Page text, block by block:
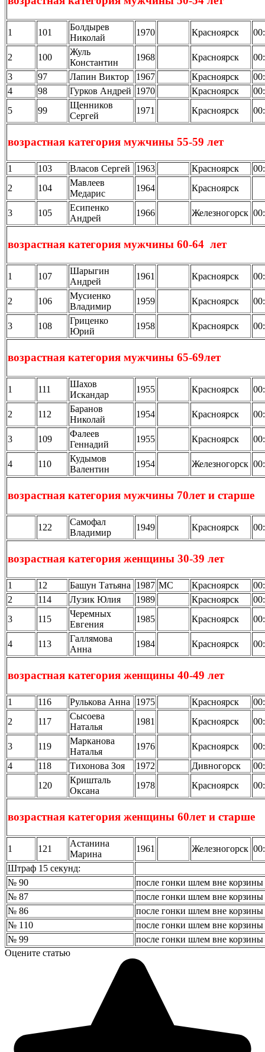
1 101
Болдырев
Николай
1970 Красноярск
2 100
Жуль
Константин
1968 Красноярск
3
97 Лапин Виктор 1967 Красноярск
4
98 Гурков Андрей 1970 Красноярск
5
99
Щенников
Сергей
1971 Красноярск
возрастная категория мужчины 55-59 лет
1 103 Власов Сергей 1963 Красноярск
2
104
Мавлеев
Медарис
1964 Красноярск
3 105
Есипенко
Андрей
1966 Железногорск
возрастная категория мужчины 60-64 лет
1 107
Шарыгин
Андрей
1961 Красноярск
2 106
Мусиенко
Владимир
1959 Красноярск
3 108
Гриценко
Юрий
1958 Красноярск
возрастная категория мужчины 65-69лет
1 111
Шахов
Искандар
1955 Красноярск
2 112
Баранов
Николай
1954 Красноярск
3 109
Фалеев
Геннадий
1955 Красноярск
4 110
Кудымов
Валентин
1954 Железногорск
возрастная категория мужчины 70лет и старше
122
Самофал
Владимир
1949 Красноярск
возрастная категория женщины 30-39 лет
1 12 Башун Татьяна 1987 МС Красноярск
2
114 Лузик Юлия 1989 Красноярск
3
115
Черемных
Евгения
1985 Красноярск
4 113
Галлямова
Анна
1984 Красноярск
возрастная категория женщины 40-49 лет
1 116 Рулькова Анна 1975 Красноярск
2
117
Сысоева
Наталья
1981 Красноярск
3 119
Марканова
Наталья
1976 Красноярск
4
118 Тихонова Зоя 1972 Дивногорск
120
Кришталь
Оксана
1978 Красноярск
возрастная категория женщины 60лет и старше
1 121
Астанина
Марина
1961 Железногорск
Штраф 15 секунд:
№ 90
после гонки шлем вне корзины
№ 87
после гонки шлем вне корзины
№ 86
после гонки шлем вне корзины
№ 110
после гонки шлем вне корзины
№ 99
после гонки шлем вне корзины
Оцените статью